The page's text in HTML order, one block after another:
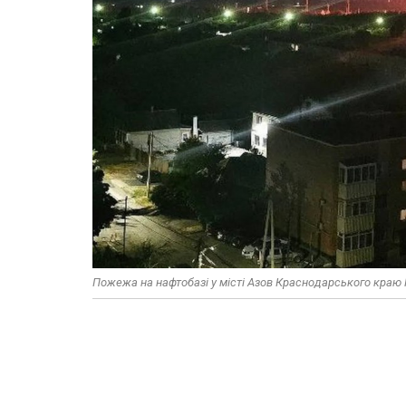
Пожежа на нафтобазі у місті Азов Краснодарського